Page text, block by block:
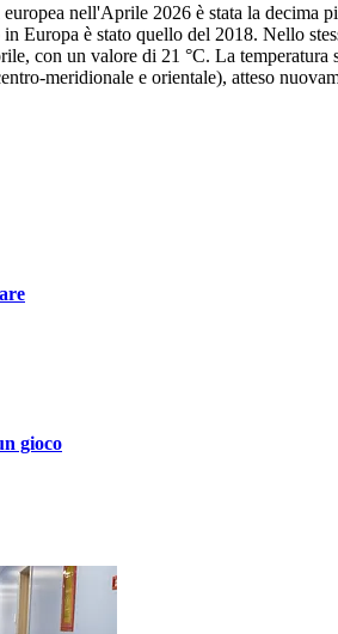
nell'Aprile 2026 è stata la
Europa è stato quello del 2018. Nello
con un valore di 21 °C. La
meridionale e orientale), atteso
gioco